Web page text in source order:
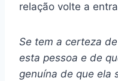
relação volte a
Se tem a certeza
esta pessoa e de
genuína de que ela